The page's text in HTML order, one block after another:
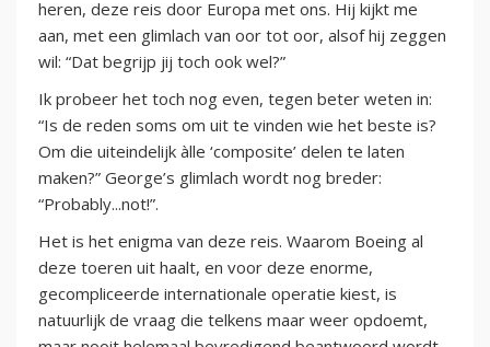
heren, deze reis door Europa met ons. Hij kijkt me
aan, met een glimlach van oor tot oor, alsof hij zeggen
wil: “Dat begrijp jij toch ook wel?”
Ik probeer het toch nog even, tegen beter weten in:
“Is de reden soms om uit te vinden wie het beste is?
Om die uiteindelijk àlle ‘composite’ delen te laten
maken?” George’s glimlach wordt nog breder:
“Probably...not!”.
Het is het enigma van deze reis. Waarom Boeing al
deze toeren uit haalt, en voor deze enorme,
gecompliceerde internationale operatie kiest, is
natuurlijk de vraag die telkens maar weer opdoemt,